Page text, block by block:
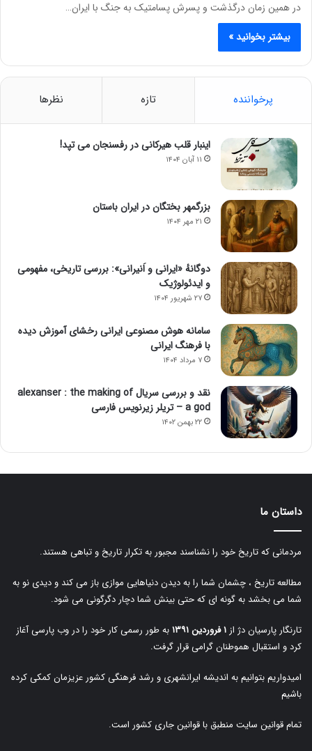
در همین زمان درگذشت و پسرش پسامتیک به جنگ با ایران…
بیشتر بخوانید »
پرخواننده تازه نظرها
اینبار قلب هیرکانی در رفسنجان می تپد!
۱۱ آبان ۱۴۰۴
بزرگمهر بختگان در ایران باستان
۲۱ مهر ۱۴۰۴
دوگانهٔ «ایرانی و اَنیرانی»: بررسی تاریخی، مفهومی
و ایدئولوژیک
۲۷ شهریور ۱۴۰۴
سامانه هوش مصنوعی ایرانی رخشای آموزش دیده
با فرهنگ ایرانی
۷ مرداد ۱۴۰۴
نقد و بررسی سریال alexanser : the making of
a god – تریلر زیرنویس فارسی
۲۲ بهمن ۱۴۰۲
داستان ما
مردمانی که تاریخ خود را نشناسند مجبور به تکرار تاریخ و تباهی هستند.
مطالعه تاریخ ، چشمان شما را به دیدن دنیاهایی موازی باز می کند و دیدی نو به
شما می بخشد به گونه ای که حتی بینش شما دچار دگرگونی می شود.
تارنگار پارسیان دژ از ۱ فروردین ۱۳۹۱
به طور رسمی کار خود را در وب پارسی آغاز
کرد و استقبال هموطنان گرامی قرار گرفت.
امیدواریم بتوانیم به اندیشه ایرانشهری و رشد فرهنگی کشور عزیزمان کمکی کرده
باشیم
تمام قوانین سایت منطبق با قوانین جاری کشور است.